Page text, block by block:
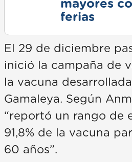
mayores
ferias
El 29 de diciembre
inició la campaña de
la vacuna
Gamaleya. Según
“reportó un rango de
91,8% de la vacuna
60 años”.